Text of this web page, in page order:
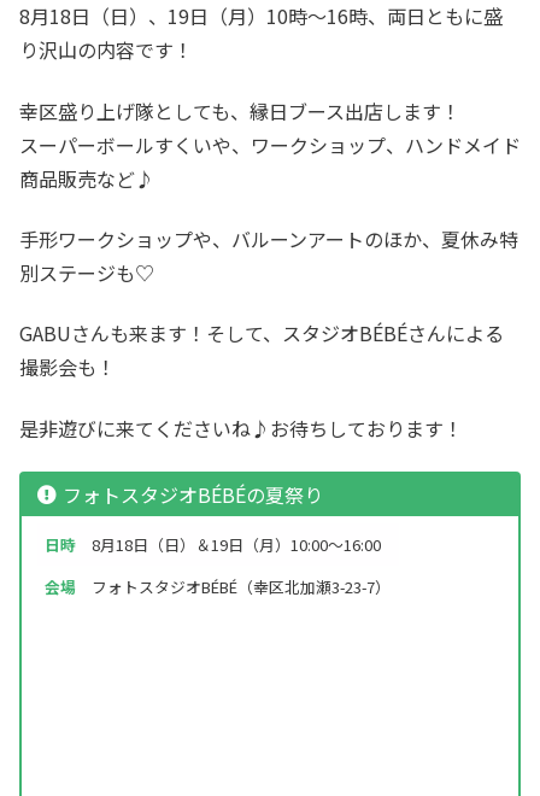
8月18日（日）、19日（月）10時〜16時、両日ともに盛
り沢山の内容です！
幸区盛り上げ隊としても、縁日ブース出店します！
スーパーボールすくいや、ワークショップ、ハンドメイド
商品販売など♪
手形ワークショップや、バルーンアートのほか、夏休み特
別ステージも♡
GABUさんも来ます！そして、スタジオBÉBÉさんによる
撮影会も！
是非遊びに来てくださいね♪お待ちしております！
フォトスタジオBÉBÉの夏祭り
日時
8月18日（日）＆19日（月）10:00～16:00
会場
フォトスタジオBÉBÉ（幸区北加瀬3-23-7）